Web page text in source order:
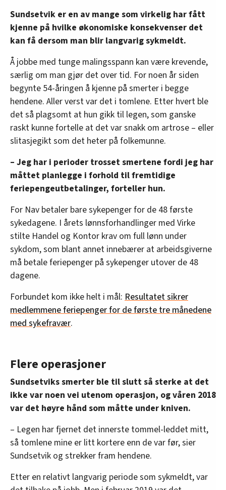
Sundsetvik er en av mange som virkelig har fått
kjenne på hvilke økonomiske konsekvenser det
kan få dersom man blir langvarig sykmeldt.
Å jobbe med tunge malingsspann kan være krevende,
særlig om man gjør det over tid. For noen år siden
begynte 54-åringen å kjenne på smerter i begge
hendene. Aller verst var det i tomlene. Etter hvert ble
det så plagsomt at hun gikk til legen, som ganske
raskt kunne fortelle at det var snakk om artrose – eller
slitasjegikt som det heter på folkemunne.
– Jeg har i perioder trosset smertene fordi jeg har
måttet planlegge i forhold til fremtidige
feriepengeutbetalinger, forteller hun.
For Nav betaler bare sykepenger for de 48 første
sykedagene. I årets lønnsforhandlinger med Virke
stilte Handel og Kontor krav om full lønn under
sykdom, som blant annet innebærer at arbeidsgiverne
må betale feriepenger på sykepenger utover de 48
dagene.
Forbundet kom ikke helt i mål: Resultatet sikrer
medlemmene feriepenger for de første tre månedene
med sykefravær.
Flere operasjoner
Sundsetviks smerter ble til slutt så sterke at det
ikke var noen vei utenom operasjon, og våren 2018
var det høyre hånd som måtte under kniven.
– Legen har fjernet det innerste tommel-leddet mitt,
så tomlene mine er litt kortere enn de var før, sier
Sundsetvik og strekker fram hendene.
Etter en relativt langvarig periode som sykmeldt, var